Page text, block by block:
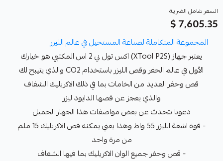
السعر شامل الضريبة
7,605.35 $
المجموعة المتكاملة لصناعة المستحيل في عالم الليزر
يعتبر جهاز (XTool P2S) اكس تول بي 2 اس المكتبي هو خيارك
الأول في عالم الحفر وقص الليزر باستخدام CO2 والذي يتيبح لك
قص وحفر العديد من الخامات بما في ذلك الاكريليك الشفاف
والذي يعجز عن قصها الدايود ليزر
دعونا نتحدث عن بعض مواصفات هذا الجهاز الجميل
- قوة اشعة الليزر 55 واط وهذا يعني يمكنه قص الاكريليك 15 ملم
من مرة واحد
- قص وحفر جميع الوان الاكريليك بما فيها الشفاف